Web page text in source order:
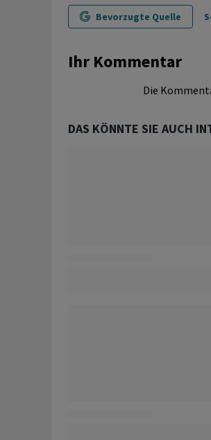
Bevorzugte Quelle
Ihr Kommentar
Die
DAS KÖNNTE SIE AUCH